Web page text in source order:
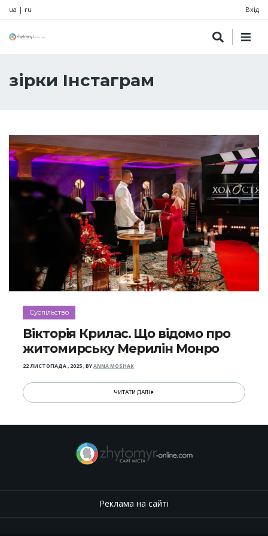
ua | ru Вхід
зірки Інстаграм
Суспільство
Вікторія Крилас. Що відомо про
житомирську Мерилін Монро
22 ЛИСТОПАДА , 2025,BYANNA MOSHAK
ЧИТАТИ ДАЛІ
Реклама на сайті